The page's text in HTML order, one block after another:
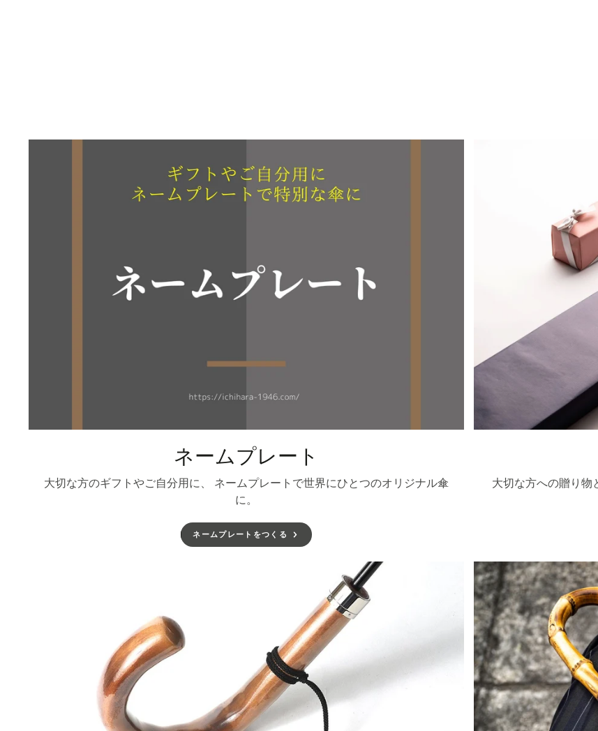
ネームプレート
大切な方のギフトやご自分用に、 ネームプレートで世界にひとつのオリジナル傘
に。
ネームプレートをつくる
大切な方への贈り物